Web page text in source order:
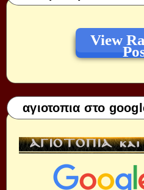
View
αγιοτοπια στο